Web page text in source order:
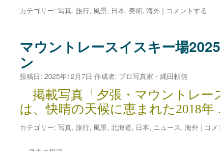
カテゴリー: 写真, 旅行, 風景, 日本, 美術, 海外 | コメントする
マウントレースイスキー場
ン
投稿日: 2025年12月7日 作成者: プロ写真家・縄田頼信
掲載写真「夕張・マウントレー
は、快晴の天候に恵まれた2018
カテゴリー: 写真, 旅行, 風景, 北海道, 日本, ニュース, 海外 | コ